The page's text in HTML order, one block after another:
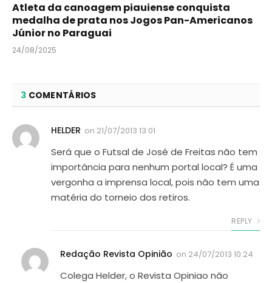
Atleta da canoagem piauiense conquista
medalha de prata nos Jogos Pan-Americanos
Júnior no Paraguai
24/08/2025
3 COMENTÁRIOS
HELDER on 21/07/2013 13:01
Será que o Futsal de José de Freitas não tem
importância para nenhum portal local? É uma
vergonha a imprensa local, pois não tem uma
matéria do torneio dos retiros.
REPLY
Redação Revista Opinião on 24/07/2013 10:24
Colega Helder, o Revista Opiniao não